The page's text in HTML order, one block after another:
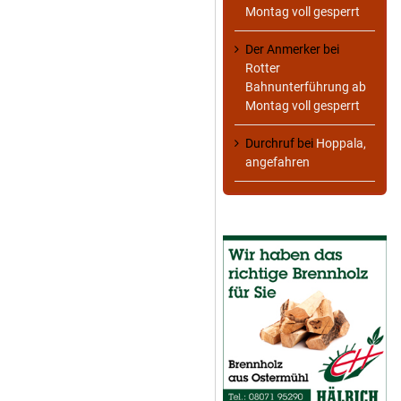
Montag voll gesperrt
Der Anmerker bei
Rotter
Bahnunterführung ab
Montag voll gesperrt
Durchruf bei Hoppala,
angefahren